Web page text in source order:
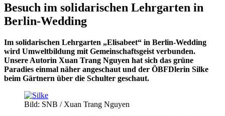
Besuch im solidarischen Lehrgarten in
Berlin-Wedding
Im solidarischen Lehrgarten „Elisabeet“ in Berlin-Wedding
wird Umweltbildung mit Gemeinschaftsgeist verbunden.
Unsere Autorin Xuan Trang Nguyen hat sich das grüne
Paradies einmal näher angeschaut und der ÖBFDlerin Silke
beim Gärtnern über die Schulter geschaut.
Bild: SNB / Xuan Trang Nguyen